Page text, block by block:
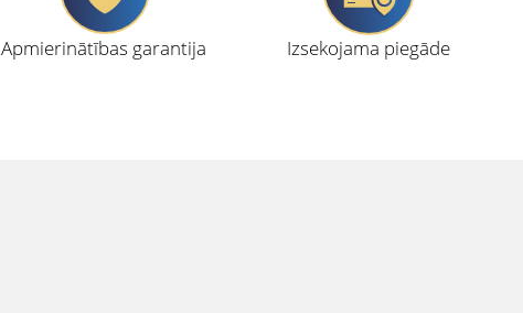
Apmierinātības garantija Izsekojama piegāde